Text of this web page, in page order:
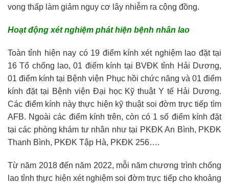
vong thấp làm giảm nguy cơ lây nhiễm ra cộng đồng.
Hoạt động xét nghiệm phát hiện bệnh nhân lao
Toàn tỉnh hiện nay có 19 điểm kính xét nghiệm lao đặt tại
16 Tổ chống lao, 01 điểm kính tại BVĐK tỉnh Hải Dương,
01 điểm kính tại Bệnh viện Phục hồi chức năng và 01 điểm
kính đặt tại Bệnh viện Đại học Kỹ thuật Y tế Hải Dương.
Các điểm kính này thực hiện kỹ thuật soi đờm trực tiếp tìm
AFB. Ngoài các điểm kính trên, còn có 1 số điểm kính đặt
tại các phòng khám tư nhân như tại PKĐK An Bình, PKĐK
Thanh Bình, PKĐK Tập Hà, PKĐK 256….
Từ năm 2018 đến năm 2022, mỗi năm chương trình chống
lao tỉnh thực hiện xét nghiệm soi đờm trực tiếp cho khoảng